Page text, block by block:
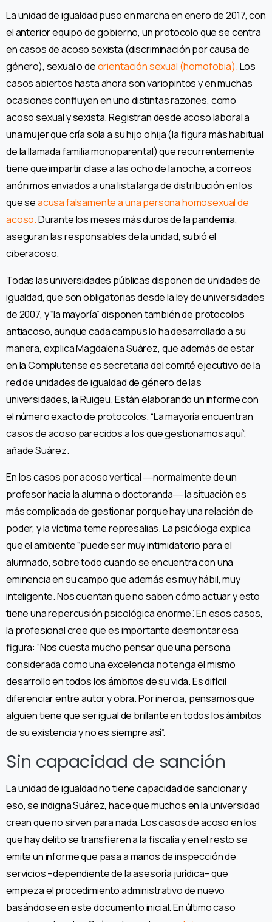
La unidad de igualdad puso en marcha en enero de 2017, con
el anterior equipo de gobierno, un protocolo que se centra
en casos de acoso sexista (discriminación por causa de
género), sexual o deorientación sexual (homofobia).Los
casos abiertos hasta ahora son variopintos y en muchas
ocasiones confluyen en uno distintas razones, como
acoso sexual y sexista. Registran desde acoso laboral a
una mujer que cría sola a su hijo o hija (la figura más habitual
de la llamada familia monoparental) que recurrentemente
tiene que impartir clase a las ocho de la noche, a correos
anónimos enviados a una lista larga de distribución en los
que seacusa falsamente a una persona homosexual de
acoso.Durante los meses más duros de la pandemia,
aseguran las responsables de la unidad, subió el
ciberacoso.
Todas las universidades públicas disponen de unidades de
igualdad, que son obligatorias desde la ley de universidades
de 2007, y “la mayoría” disponen también de protocolos
antiacoso, aunque cada campus lo ha desarrollado a su
manera, explica Magdalena Suárez, que además de estar
en la Complutense es secretaria del comité ejecutivo de la
red de unidades de igualdad de género de las
universidades, la Ruigeu. Están elaborando un informe con
el número exacto de protocolos. “La mayoría encuentran
casos de acoso parecidos a los que gestionamos aquí”,
añade Suárez.
En los casos por acoso vertical ―normalmente de un
profesor hacia la alumna o doctoranda― la situación es
más complicada de gestionar porque hay una relación de
poder, y la víctima teme represalias. La psicóloga explica
que el ambiente “puede ser muy intimidatorio para el
alumnado, sobre todo cuando se encuentra con una
eminencia en su campo que además es muy hábil, muy
inteligente. Nos cuentan que no saben cómo actuar y esto
tiene una repercusión psicológica enorme”. En esos casos,
la profesional cree que es importante desmontar esa
figura: “Nos cuesta mucho pensar que una persona
considerada como una excelencia no tenga el mismo
desarrollo en todos los ámbitos de su vida. Es difícil
diferenciar entre autor y obra. Por inercia, pensamos que
alguien tiene que ser igual de brillante en todos los ámbitos
de su existencia y no es siempre así”.
Sin capacidad de sanción
La unidad de igualdad no tiene capacidad de sancionar y
eso, se indigna Suárez, hace que muchos en la universidad
crean que no sirven para nada. Los casos de acoso en los
que hay delito se transfieren a la fiscalía y en el resto se
emite un informe que pasa a manos de inspección de
servicios –dependiente de la asesoría jurídica– que
empieza el procedimiento administrativo de nuevo
basándose en este documento inicial. En último caso